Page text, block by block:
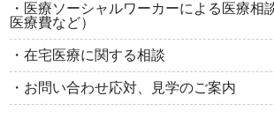
・医療ソーシャルワーカーによる医療相
医療費など）
・在宅医療に関する相談
・お問い合わせ応対、見学のご案内